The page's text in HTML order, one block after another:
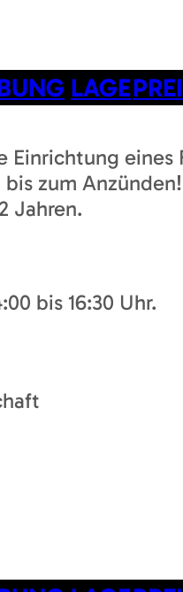
LAGE
Einrichtung eines
zum Anzünden!
Jahren.
bis 16:30 Uhr.